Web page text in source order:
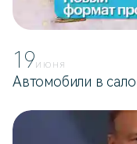
19 ИЮНЯ
Автомобили в